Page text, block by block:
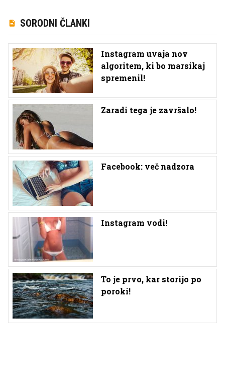
SORODNI ČLANKI
Instagram uvaja nov
algoritem, ki bo marsikaj
spremenil!
Zaradi tega je završalo!
Facebook: več nadzora
Instagram vodi!
To je prvo, kar storijo po
poroki!